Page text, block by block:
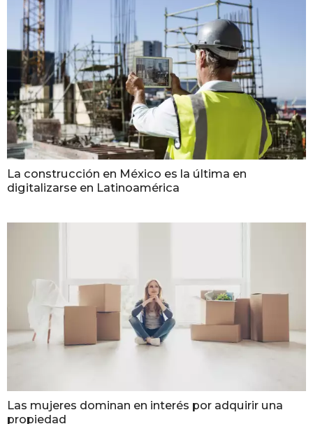
La construcción en México es la última en
digitalizarse en Latinoamérica
Las mujeres dominan en interés por adquirir una
propiedad